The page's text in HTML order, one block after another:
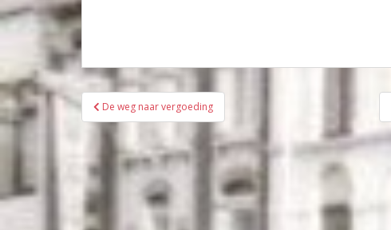
t
e
Bericht
navigatie
De weg naar vergoeding